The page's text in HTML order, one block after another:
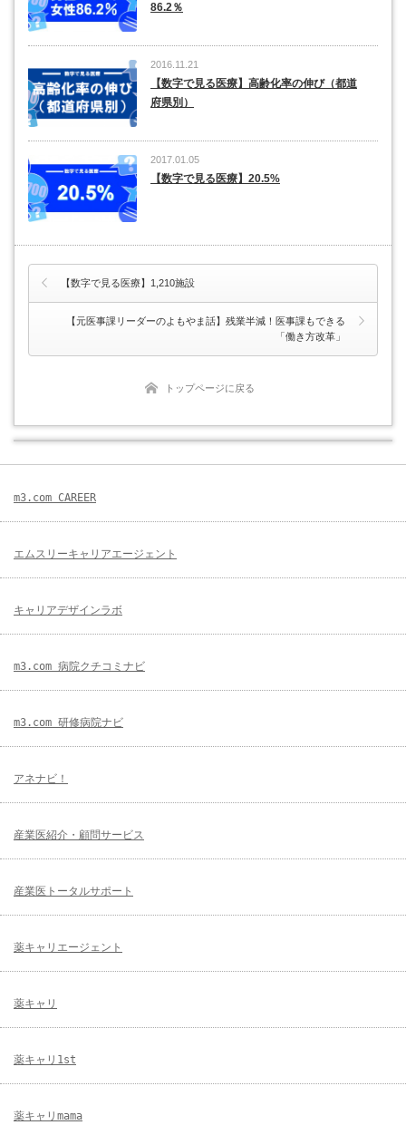
86.2％
2016.11.21
【数字で見る医療】高齢化率の伸び（都道
府県別）
2017.01.05
【数字で見る医療】20.5%
【数字で見る医療】1,210施設
【元医事課リーダーのよもやま話】残業半減！医事課もできる
「働き方改革」
トップページに戻る
m3.com CAREER
エムスリーキャリアエージェント
キャリアデザインラボ
m3.com 病院クチコミナビ
m3.com 研修病院ナビ
アネナビ！
産業医紹介・顧問サービス
産業医トータルサポート
薬キャリエージェント
薬キャリ
薬キャリ1st
薬キャリmama